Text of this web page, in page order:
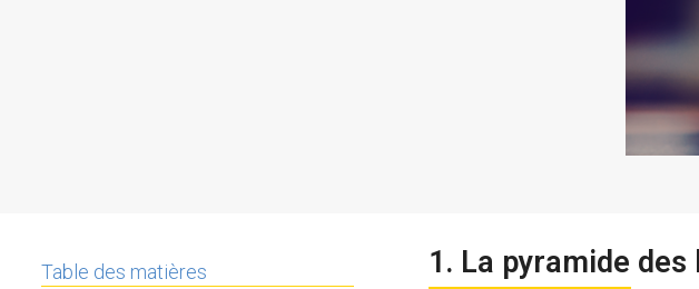
Table des matières 1. La pyramide